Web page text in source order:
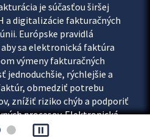
je súčasťou širšej
a digitalizácie fakturačných
Európske pravidlá
sa elektronická faktúra
výmeny fakturačných
jednoduchšie, rýchlejšie a
obmedziť potrebu
znížiť riziko chýb a podporiť
procesov. Elektronická
pause_presentation